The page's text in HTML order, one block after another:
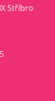
Stříbro